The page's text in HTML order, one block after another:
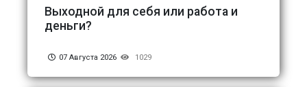
Выходной для себя или работа и
деньги?
07 Августа 2026 1029